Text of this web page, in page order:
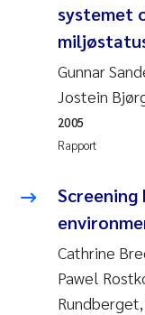
Odd Arne
Ana
Espen
Anastasia
Roar
Merete
Camilla
systemet
Gunnar
Jostein
Rapport
2005
Screening
Cathrine
Pawel